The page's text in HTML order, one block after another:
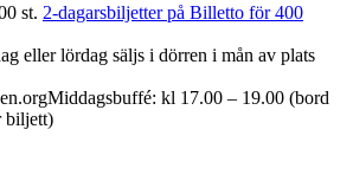
st. 2-dagarsbiljetter på Billetto för 400
eller lördag säljs i dörren i mån av plats
kl 17.00 – 19.00 (bord
biljett)